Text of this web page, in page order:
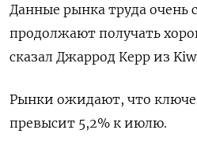
Данные рынка труда очень
продолжают получать
сказал Джаррод Керр из
Рынки ожидают, что
превысит 5,2% к июлю.